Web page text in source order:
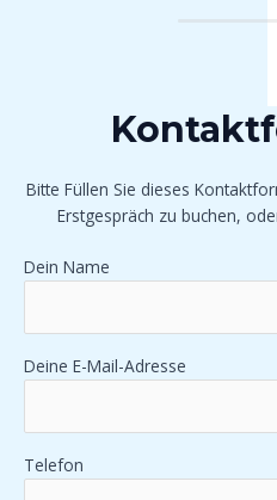
Bitte Füllen Sie dieses
Erstgespräch zu buchen,
Dein Name
Deine E-Mail-Adresse
Telefon